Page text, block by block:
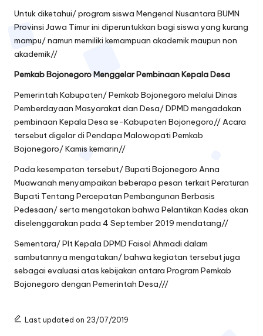
Untuk diketahui/ program siswa Mengenal Nusantara BUMN
Provinsi Jawa Timur ini diperuntukkan bagi siswa yang kurang
mampu/ namun memiliki kemampuan akademik maupun non
akademik//
Pemkab Bojonegoro Menggelar Pembinaan Kepala Desa
Pemerintah Kabupaten/ Pemkab Bojonegoro melalui Dinas
Pemberdayaan Masyarakat dan Desa/ DPMD mengadakan
pembinaan Kepala Desa se-Kabupaten Bojonegoro// Acara
tersebut digelar di Pendapa Malowopati Pemkab
Bojonegoro/ Kamis kemarin//
Pada kesempatan tersebut/ Bupati Bojonegoro Anna
Muawanah menyampaikan beberapa pesan terkait Peraturan
Bupati Tentang Percepatan Pembangunan Berbasis
Pedesaan/ serta mengatakan bahwa Pelantikan Kades akan
diselenggarakan pada 4 September 2019 mendatang//
Sementara/ Plt Kepala DPMD Faisol Ahmadi dalam
sambutannya mengatakan/ bahwa kegiatan tersebut juga
sebagai evaluasi atas kebijakan antara Program Pemkab
Bojonegoro dengan Pemerintah Desa///
Last updated on 23/07/2019